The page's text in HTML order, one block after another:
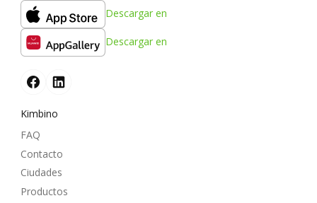
Descargar en
Descargar en
Kimbino
FAQ
Contacto
Ciudades
Productos